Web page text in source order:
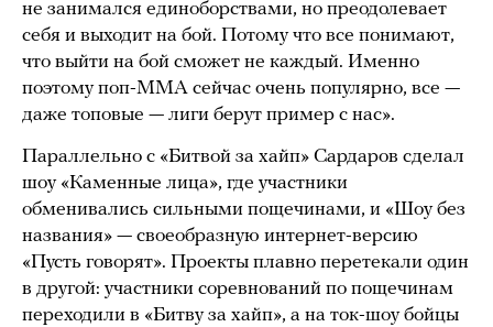
не занимался единоборствами, но преодолевает
себя и выходит на бой. Потому что все понимают,
что выйти на бой сможет не каждый. Именно
поэтому поп-ММА сейчас очень популярно, все —
даже топовые — лиги берут пример с нас».
Параллельно с «Битвой за хайп» Сардаров сделал
шоу «Каменные лица», где участники
обменивались сильными пощечинами, и «Шоу без
названия» — своеобразную интернет-версию
«Пусть говорят». Проекты плавно перетекали один
в другой: участники соревнований по пощечинам
переходили в «Битву за хайп», а на ток-шоу бойцы